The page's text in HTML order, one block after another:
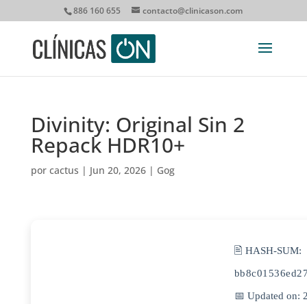
886 160 655 contacto@clinicason.com
Divinity: Original Sin 2
Repack HDR10+
por cactus | Jun 20, 2026| Gog
🖹 HASH-SUM:
📅 Updated on: